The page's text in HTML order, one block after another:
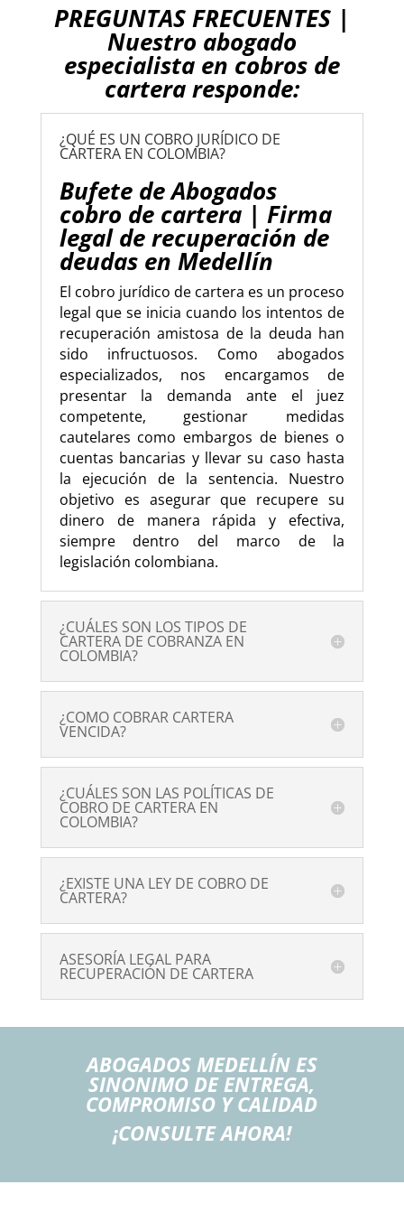
PREGUNTAS FRECUENTES |
Nuestro abogado
especialista en cobros de
cartera responde:
¿QUÉ ES UN COBRO JURÍDICO DE
CARTERA EN COLOMBIA?
Bufete de Abogados
cobro de cartera | Firma
legal de recuperación de
deudas en Medellín
El cobro jurídico de cartera es un proceso
legal que se inicia cuando los intentos de
recuperación amistosa de la deuda han
sido infructuosos. Como abogados
especializados, nos encargamos de
presentar la demanda ante el juez
competente, gestionar medidas
cautelares como embargos de bienes o
cuentas bancarias y llevar su caso hasta
la ejecución de la sentencia. Nuestro
objetivo es asegurar que recupere su
dinero de manera rápida y efectiva,
siempre dentro del marco de la
legislación colombiana.
¿CUÁLES SON LOS TIPOS DE
CARTERA DE COBRANZA EN
COLOMBIA?
¿COMO COBRAR CARTERA
VENCIDA?
¿CUÁLES SON LAS POLÍTICAS DE
COBRO DE CARTERA EN
COLOMBIA?
¿EXISTE UNA LEY DE COBRO DE
CARTERA?
ASESORÍA LEGAL PARA
RECUPERACIÓN DE CARTERA
ABOGADOS MEDELLÍN ES
SINONIMO DE ENTREGA,
COMPROMISO Y CALIDAD
¡CONSULTE AHORA!